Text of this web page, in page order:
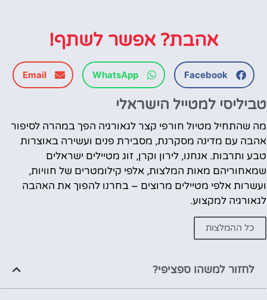
אהבת? אפשר לשתף!
Facebook
WhatsApp
Email
טביליסי למטייל הישראלי
מה שהתחיל מטיול חורפי קצר לגאורגיה הפך במהרה לסיפור
אהבה עם מדינה מסקרנת, מסבירת פנים ועשירה באוצרות
טבע ותרבות. אנחנו, לירון וקרן, זוג מטיילים ישראלים
שמאחוריהם מאות המלצות, אלפי קילומטרים של חוויות,
ועשרות אלפי מטיילים מרוצים – בחרנו להפוך את האהבה
לגאורגיה למקצוע.
כל ההמלצות
לחזור למשהו ספציפי?